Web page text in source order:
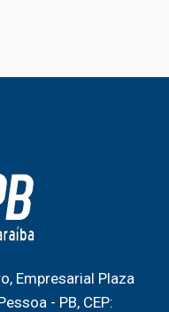
Empresarial Plaza
- PB, CEP: